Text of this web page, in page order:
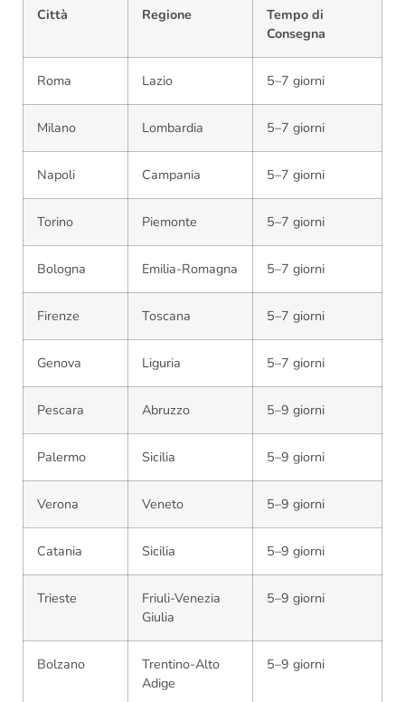
Città Regione
Tempo di
Consegna
Roma Lazio 5–7 giorni
Milano Lombardia 5–7 giorni
Napoli Campania 5–7 giorni
Torino Piemonte 5–7 giorni
Bologna Emilia-Romagna 5–7 giorni
Firenze Toscana 5–7 giorni
Genova Liguria 5–7 giorni
Pescara Abruzzo 5–9 giorni
Palermo Sicilia 5–9 giorni
Verona Veneto 5–9 giorni
Catania Sicilia 5–9 giorni
Trieste
Friuli-Venezia
Giulia
5–9 giorni
Bolzano
Trentino-Alto
Adige
5–9 giorni